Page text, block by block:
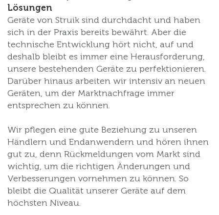
Lösungen
Geräte von Struik sind durchdacht und haben
sich in der Praxis bereits bewährt. Aber die
technische Entwicklung hört nicht, auf und
deshalb bleibt es immer eine Herausforderung,
unsere bestehenden Geräte zu perfektionieren.
Darüber hinaus arbeiten wir intensiv an neuen
Geräten, um der Marktnachfrage immer
entsprechen zu können.
Wir pflegen eine gute Beziehung zu unseren
Händlern und Endanwendern und hören ihnen
gut zu, denn Rückmeldungen vom Markt sind
wichtig, um die richtigen Änderungen und
Verbesserungen vornehmen zu können. So
bleibt die Qualität unserer Geräte auf dem
höchsten Niveau.